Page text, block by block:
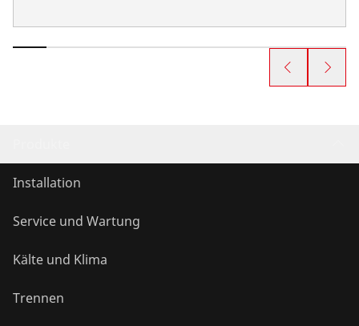
Installation
Service und Wartung
Kälte und Klima
Trennen